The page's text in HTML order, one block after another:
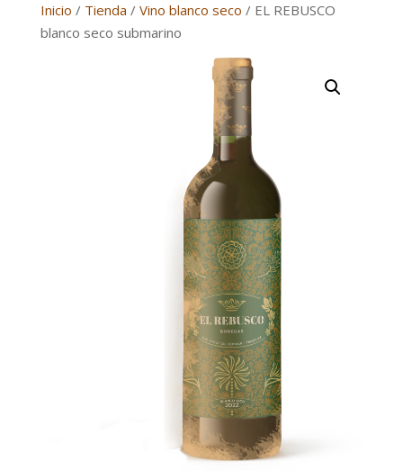
Inicio / Tienda / Vino blanco seco / EL REBUSCO
blanco seco submarino